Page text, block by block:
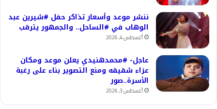
ننشر موعد وأسعار تذاكر حفل #شيرين عبد
الوهاب في #الساحل.. والجمهور يترقب
أغسطس 4, 2026
عاجل- #محمدهنيدي يعلن موعد ومكان
عزاء شقيقه ومنع التصوير بناء على رغبة
الأسرة..صور
أغسطس 3, 2026